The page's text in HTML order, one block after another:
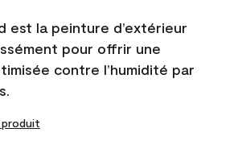
est la peinture d’extérieur
pour offrir une
contre l’humidité par
produit